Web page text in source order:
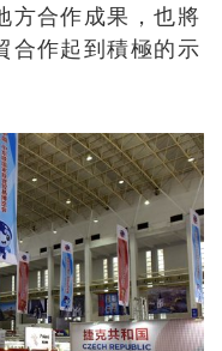
方合作成果，也將
合作起到積極的示